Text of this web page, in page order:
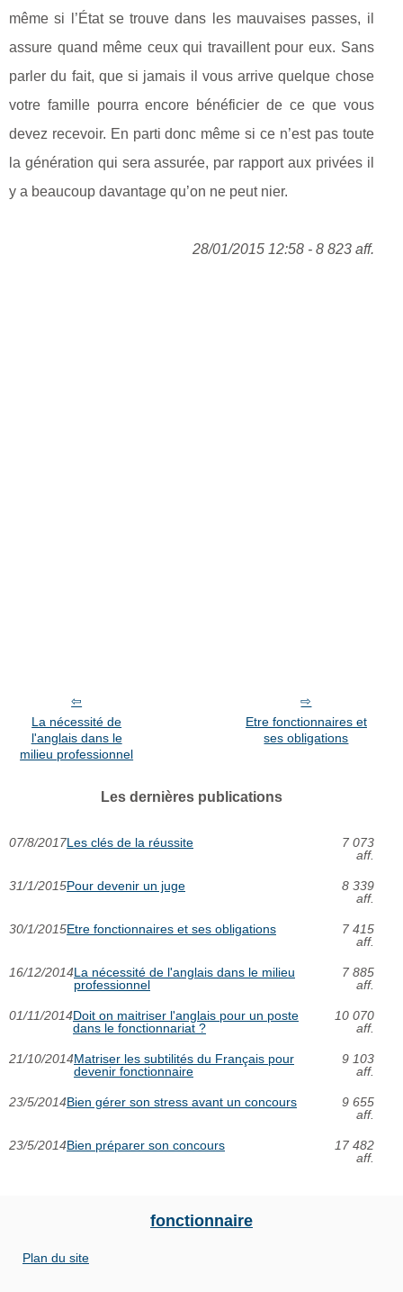
même si l’État se trouve dans les mauvaises passes, il
assure quand même ceux qui travaillent pour eux. Sans
parler du fait, que si jamais il vous arrive quelque chose
votre famille pourra encore bénéficier de ce que vous
devez recevoir. En parti donc même si ce n’est pas toute
la génération qui sera assurée, par rapport aux privées il
y a beaucoup davantage qu’on ne peut nier.
28/01/2015 12:58 - 8 823 aff.
La nécessité de
l'anglais dans le
milieu professionnel
Etre fonctionnaires et
ses obligations
Les dernières publications
07/8/2017Les clés de la réussite
7 073
aff.
31/1/2015Pour devenir un juge
8 339
aff.
30/1/2015Etre fonctionnaires et ses obligations
7 415
aff.
16/12/2014La nécessité de l'anglais dans le milieu
professionnel
7 885
aff.
01/11/2014Doit on maitriser l'anglais pour un poste
dans le fonctionnariat ?
10 070
aff.
21/10/2014Matriser les subtilités du Français pour
devenir fonctionnaire
9 103
aff.
23/5/2014Bien gérer son stress avant un concours
9 655
aff.
23/5/2014Bien préparer son concours
17 482
aff.
fonctionnaire
Plan du site